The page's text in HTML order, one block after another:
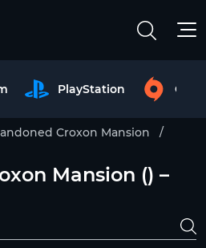
PlayStation
Croxon Mansion
Mansion () –